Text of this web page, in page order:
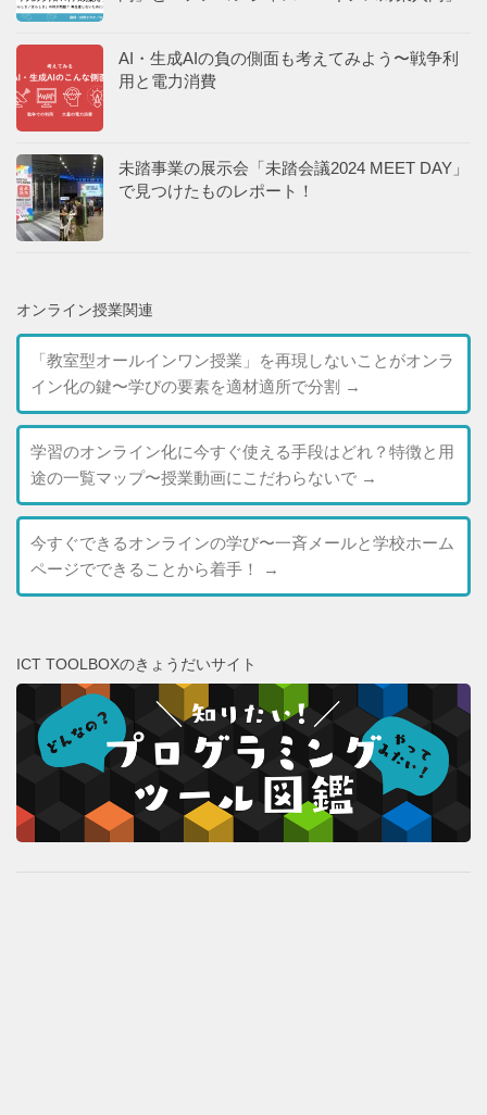
AI・生成AIの負の側面も考えてみよう〜戦争利
用と電力消費
未踏事業の展示会「未踏会議2024 MEET DAY」
で見つけたものレポート！
オンライン授業関連
「教室型オールインワン授業」を再現しないことがオンラ
イン化の鍵〜学びの要素を適材適所で分割 →
学習のオンライン化に今すぐ使える手段はどれ？特徴と用
途の一覧マップ〜授業動画にこだわらないで →
今すぐできるオンラインの学び〜一斉メールと学校ホーム
ページでできることから着手！
→
ICT TOOLBOXのきょうだいサイト